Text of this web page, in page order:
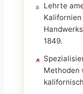
Lehrte
1849.
Methoden